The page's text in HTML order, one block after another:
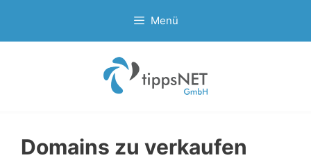
springen
Menü
Domains zu verkaufen